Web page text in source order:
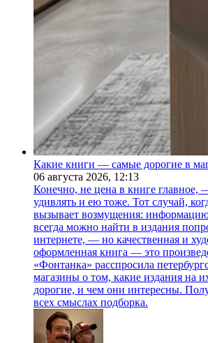
Какие книги — самые дорогие в
06 августа 2026, 12:13
Конечно, не цена в книге
удивлять и ею тоже. Тот случай,
вызывает возмущения:
всегда можно найти в издания
интернете, — но качественная и
оформленная книга — это
«Фонтанка» расспросила
магазины о том, какие издания на
дорогие, и чем они интересны.
всех смыслах подборка.